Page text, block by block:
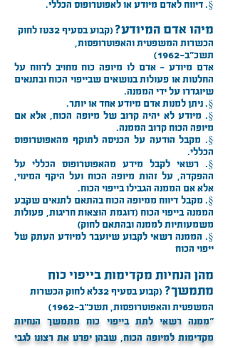
§. דיווח לאדם מיודע או לאפוטרופוס הכללי.
מיהו אדם המיודע?
(קבוע בסעיף 32טז לחוק
הכשרות המשפטית והאפוטרופסות,
תשכ"ב-1962)
אדם מיודע - אדם לו מיופה כוח מחויב לדווח על
החלטות או פעולות בנושאים שבייפוי הכוח ובתנאים
שיוגדרו על ידי הממנה.
§. ניתן למנות אדם מיודע אחד או יותר.
§. מיודע לא יהיה קרוב של מיופה הכוח, אלא אם
מיופה הכוח קרוב הממנה.
§. מקבל הודעה על הכניסה לתוקף מהאפוטרופוס
הכללי.
§. רשאי לקבל מידע מהאפוטרופוס הכללי על
ההפקדה, על זהות מיופה הכוח ועל היקף המינוי,
אלא אם הממנה הגבילו בייפוי הכוח.
§. מקבל דיווח ממיופה הכוח בהתאם לתנאים שקבע
הממנה בייפוי הכוח (דוגמת הוצאות חריגות, פעולות
משמעותיות לממנה ובהתאם לחוק)
§. הממנה רשאי לקבוע שיועבר למיודע העתק של
ייפוי הכוח
מהן הנחיות מקדימות בייפוי כוח
מתמשך?
(קבוע בסעיף 32לא לחוק הכשרות
המשפטית והאפוטרופסות, תשכ"ב-1962)
"ממנה רשאי לתת בייפוי כוח מתמשך הנחיות
מקדימות למיופה הכוח, שבהן יפרט את רצונו לגבי